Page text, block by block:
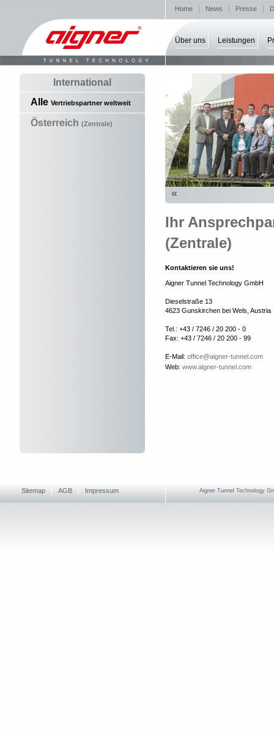
Home News Presse
Über uns Leistungen
Sitemap AGB Impressum Aigner Tunnel Technology
International
Alle Vertriebspartner weltweit
Österreich (Zentrale)
«
Ihr
(Zentrale)
Kontaktieren sie uns!
Aigner Tunnel Technology GmbH
Dieselstraße 13
4623 Gunskirchen bei Wels, Austria
Tel.: +43 / 7246 / 20 200 - 0
Fax: +43 / 7246 / 20 200 - 99
E-Mail: office@aigner-tunnel.com
Web: www.aigner-tunnel.com